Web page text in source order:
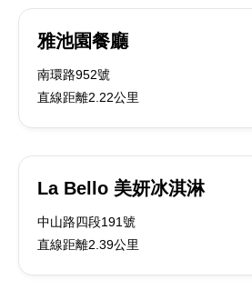
雅池園餐廳
南環路952號
直線距離2.22公里
La Bello 美妍冰淇淋
中山路四段191號
直線距離2.39公里